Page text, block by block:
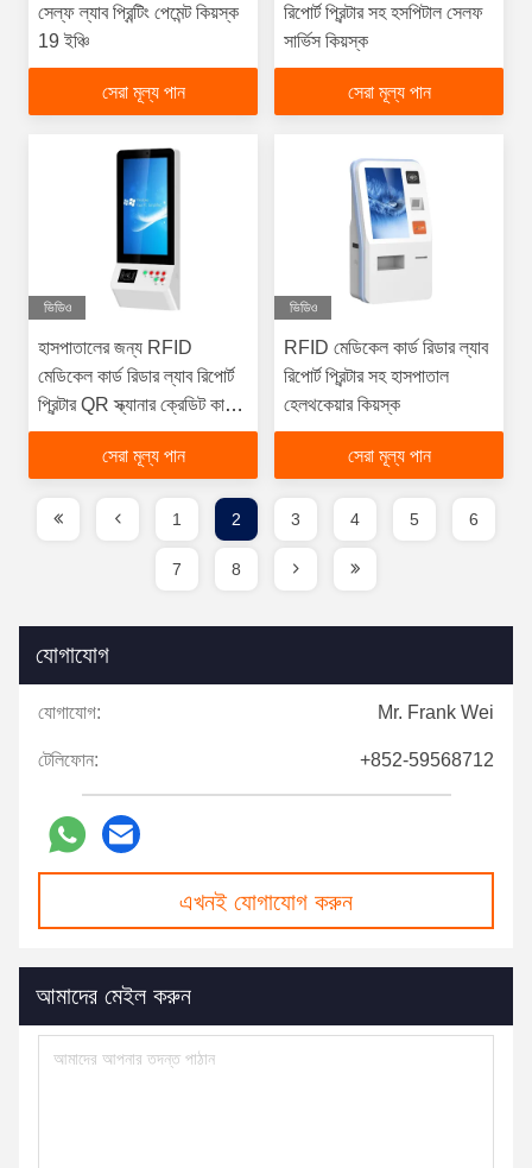
সেল্ফ ল্যাব প্রিন্টিং পেমেন্ট কিয়স্ক
19 ইঞ্চি
সেরা মূল্য পান
রিপোর্ট প্রিন্টার সহ হসপিটাল সেলফ
সার্ভিস কিয়স্ক
সেরা মূল্য পান
ভিডিও
হাসপাতালের জন্য RFID
মেডিকেল কার্ড রিডার ল্যাব রিপোর্ট
প্রিন্টার QR স্ক্যানার ক্রেডিট কার্ড
রিডার সেলফ সার্ভিস কিয়স্ক
সেরা মূল্য পান
ভিডিও
RFID মেডিকেল কার্ড রিডার ল্যাব
রিপোর্ট প্রিন্টার সহ হাসপাতাল
হেলথকেয়ার কিয়স্ক
সেরা মূল্য পান
1 2 3 4 5 6
7 8
যোগাযোগ
যোগাযোগ: Mr. Frank Wei
টেলিফোন: +852-59568712
এখনই যোগাযোগ করুন
আমাদের মেইল ​​করুন